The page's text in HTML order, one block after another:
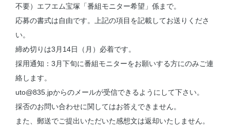
不要）エフエム宝塚「番組モニター希望」係まで。
応募の書式は自由です。上記の項目を記載してお送りくださ
い。
締め切りは3月14日（月）必着です。
採用通知：3月下旬に番組モニターをお願いする方にのみご連
絡します。
uto@835.jpからのメールが受信できるようにして下さい。
採否のお問い合わせに関してはお答えできません。
また、郵送でご提出いただいた感想文は返却いたしません。